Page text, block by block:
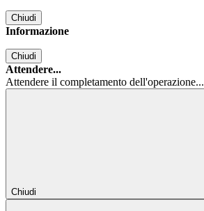
Chiudi
Informazione
Chiudi
Attendere...
Attendere il completamento dell'operazione...
Chiudi